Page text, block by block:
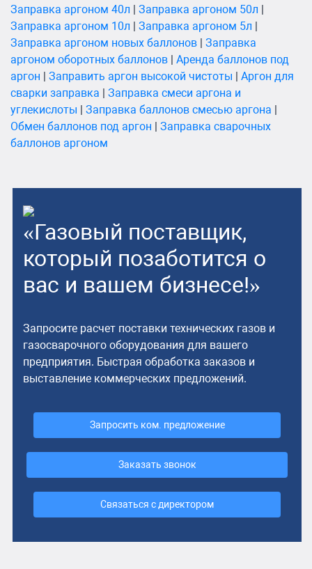
Заправка аргоном 40л | Заправка аргоном 50л |
Заправка аргоном 10л | Заправка аргоном 5л |
Заправка аргоном новых баллонов | Заправка
аргоном оборотных баллонов | Аренда баллонов под
аргон | Заправить аргон высокой чистоты | Аргон для
сварки заправка | Заправка смеси аргона и
углекислоты | Заправка баллонов смесью аргона |
Обмен баллонов под аргон | Заправка сварочных
баллонов аргоном
«Газовый поставщик,
который позаботится о
вас и вашем бизнесе!»
Запросите расчет поставки технических газов и
газосварочного оборудования для вашего
предприятия. Быстрая обработка заказов и
выставление коммерческих предложений.
Запросить ком. предложение
Заказать звонок
Связаться с директором